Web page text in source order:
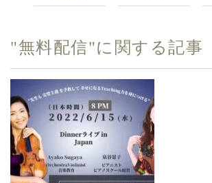
"無料配信"に関する記事